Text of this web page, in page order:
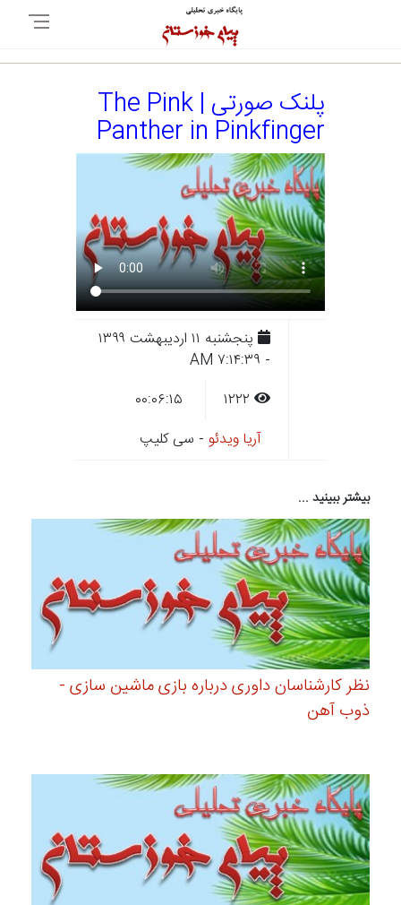
پلنک صورتی | The Pink
Panther in Pinkfinger
پنجشنبه ۱۱ ارديبهشت ۱۳۹۹
- ۷:۱۴:۳۹ AM
آریا ویدئو - سی کلیپ
بیشتر ببینید ...
نظر کارشناسان داوری درباره بازی ماشین سازی -
ذوب آهن